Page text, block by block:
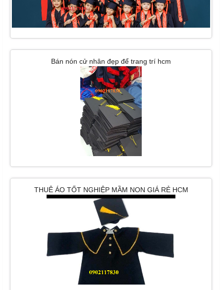
Bán nón cử nhân đẹp để trang trí hcm
THUÊ ÁO TỐT NGHIỆP MẦM NON GIÁ RẺ HCM